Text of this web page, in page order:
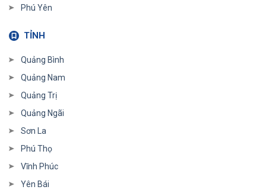
Phú Yên
TỈNH
Quảng Bình
Quảng Nam
Quảng Trị
Quảng Ngãi
Sơn La
Phú Thọ
Vĩnh Phúc
Yên Bái